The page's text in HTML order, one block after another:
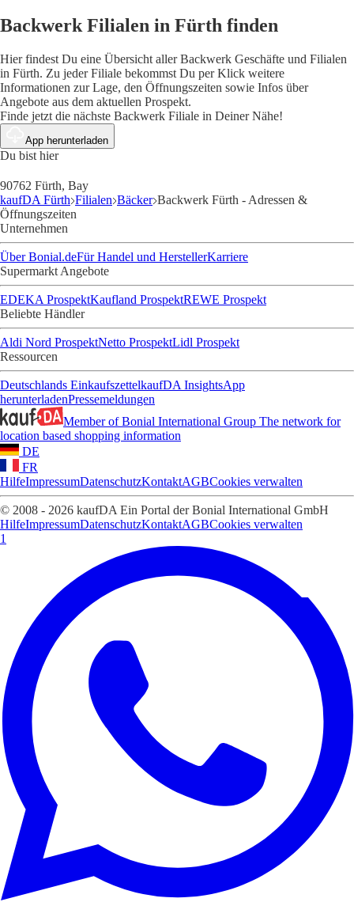
Backwerk Filialen in Fürth finden
Hier findest Du eine Übersicht aller Backwerk Geschäfte und Filialen
in Fürth. Zu jeder Filiale bekommst Du per Klick weitere
Informationen zur Lage, den Öffnungszeiten sowie Infos über
Angebote aus dem aktuellen Prospekt.
Finde jetzt die nächste Backwerk Filiale in Deiner Nähe!
App herunterladen
Du bist hier
90762 Fürth, Bay
kaufDA Fürth Filialen Bäcker Backwerk Fürth - Adressen &
Öffnungszeiten
Unternehmen
Über Bonial.deFür Handel und HerstellerKarriere
Supermarkt Angebote
EDEKA ProspektKaufland ProspektREWE Prospekt
Beliebte Händler
Aldi Nord ProspektNetto ProspektLidl Prospekt
Ressourcen
Deutschlands EinkaufszettelkaufDA InsightsApp
herunterladenPressemeldungen
Member of Bonial International Group The network for
location based shopping information
DE
FR
HilfeImpressumDatenschutzKontaktAGBCookies verwalten
© 2008 - 2026 kaufDA Ein Portal der Bonial International GmbH
HilfeImpressumDatenschutzKontaktAGBCookies verwalten
1